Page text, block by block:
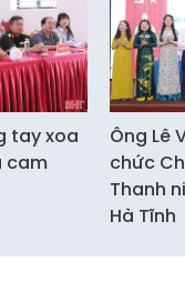
tay xoa
cam
Ông Lê
chức
Thanh
Hà Tĩnh